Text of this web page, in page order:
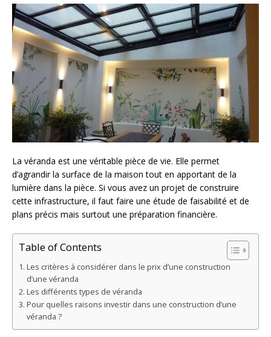
La véranda est une véritable pièce de vie. Elle permet
d’agrandir la surface de la maison tout en apportant de la
lumière dans la pièce. Si vous avez un projet de construire
cette infrastructure, il faut faire une étude de faisabilité et de
plans précis mais surtout une préparation financière.
Table of Contents
Les critères à considérer dans le prix d’une construction
d’une véranda
Les différents types de véranda
Pour quelles raisons investir dans une construction d’une
véranda ?